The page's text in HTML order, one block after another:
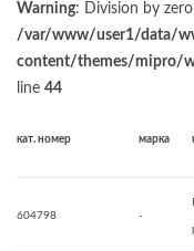
Warning: Division by
/var/www/user1/data/
content/themes/mipro/
line 44
кат. номер марка
604798 -